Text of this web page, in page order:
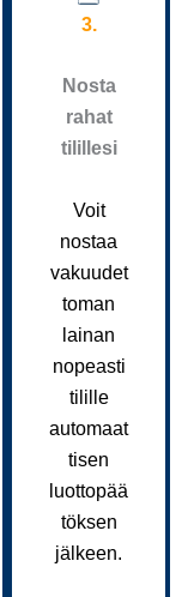
3.
Nosta
rahat
tilillesi
Voit
nostaa
vakuudet
toman
lainan
nopeasti
tilille
automaat
tisen
luottopää
töksen
jälkeen.